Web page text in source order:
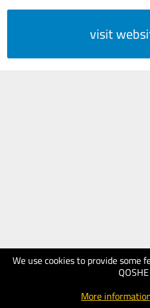
We use cookies to provide some
QOSHE
More
visit